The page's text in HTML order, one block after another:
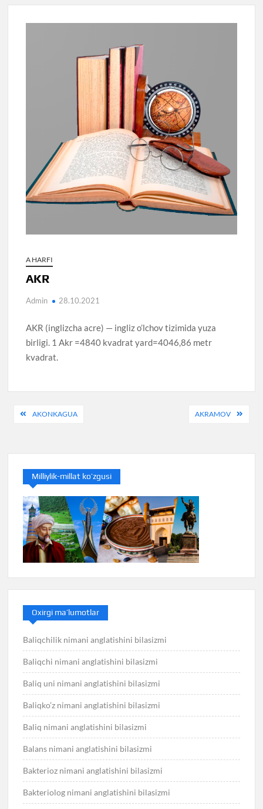
A HARFI
AKR
Admin 28.10.2021
AKR (inglizcha acre) — ingliz o’lchov tizimida yuza
birligi. 1 Akr =4840 kvadrat yard=4046,86 metr
kvadrat.
PostAKONKAGUA AKRAMOV
Milliylik-millat ko’zgusi
Oxirgi ma’lumotlar
Baliqchilik nimani anglatishini bilasizmi
Baliqchi nimani anglatishini bilasizmi
Baliq uni nimani anglatishini bilasizmi
Baliqko’z nimani anglatishini bilasizmi
Baliq nimani anglatishini bilasizmi
Balans nimani anglatishini bilasizmi
Bakterioz nimani anglatishini bilasizmi
Bakteriolog nimani anglatishini bilasizmi